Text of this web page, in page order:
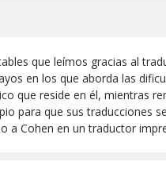
que leímos gracias al
en los que aborda las
que reside en él, mientras
para que sus traducciones
a Cohen en un traductor